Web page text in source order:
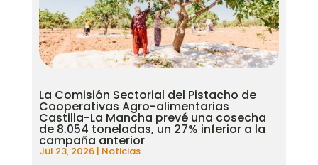
La Comisión Sectorial del Pistacho de
Cooperativas Agro-alimentarias
Castilla-La Mancha prevé una cosecha
de 8.054 toneladas, un 27% inferior a la
campaña anterior
Jul 23, 2026| Noticias